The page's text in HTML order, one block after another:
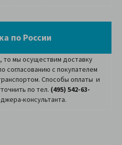
по России
то мы осуществим доставку
согласованию с покупателем
Способы оплаты и
по тел. (495) 542-63-
консультанта.